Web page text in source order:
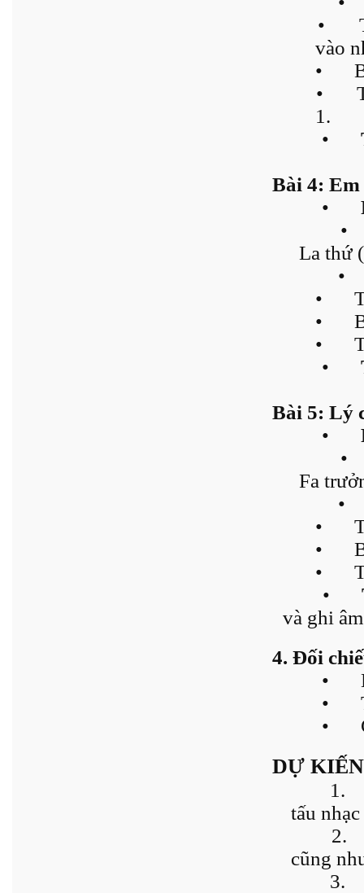
•
vào
•
•
1.
•
Bài 4: Em
•
•
La thứ
•
•
•
•
•
Bài 5: Lý
•
•
Fa
•
•
•
•
•
và ghi
4. Đối
•
•
•
DỰ
1.
tấu
2.
cũng
3.